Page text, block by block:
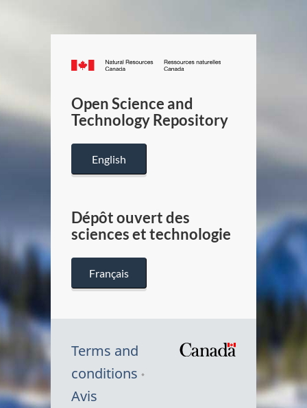
Canada.ca
/
Canada
Open Science and
Technology Repository
English
Dépôt ouvert des
sciences et technologie
Français
Terms and
conditions
Avis
Symbole